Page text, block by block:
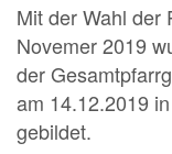
Mit der Wahl der
Novemer 2019
der
am 14.12.2019
gebildet.